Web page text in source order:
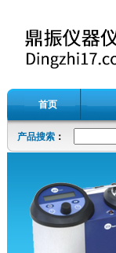
首页
产品搜索：